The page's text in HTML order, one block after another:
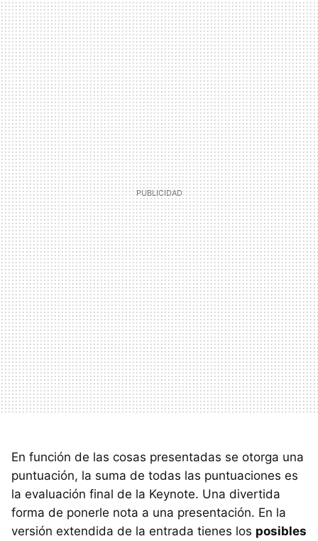
En función de las cosas presentadas se otorga una
puntuación, la suma de todas las puntuaciones es
la evaluación final de la Keynote. Una divertida
forma de ponerle nota a una presentación. En la
versión extendida de la entrada tienes los posibles